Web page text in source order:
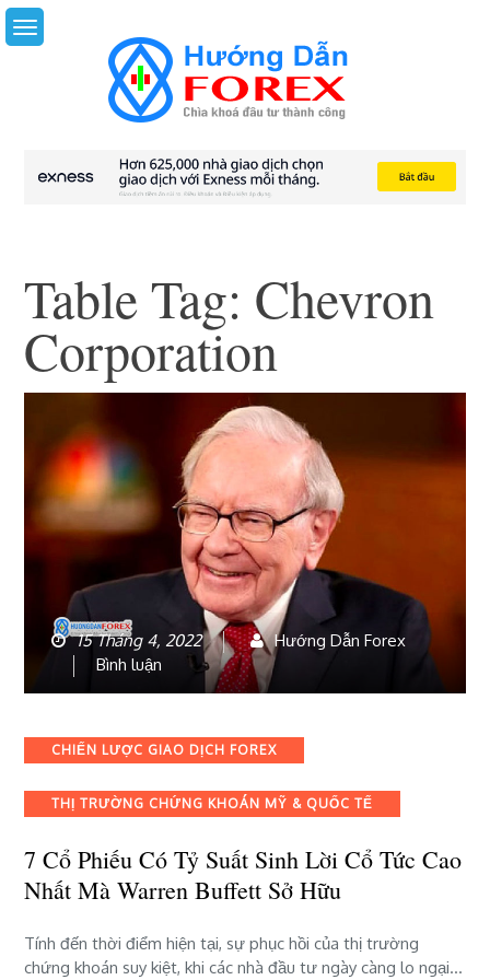
Skip
to
Table Tag: Chevron
Corporation
15 Tháng 4, 2022
Hướng Dẫn Forex
Bình luận
cổ
phiếu
tỷ
sinh
cổ
cao
Categories
CHIẾN LƯỢC GIAO DỊCH FOREX
THỊ TRƯỜNG CHỨNG KHOÁN MỸ & QUỐC TẾ
7 Cổ Phiếu Có Tỷ Suất Sinh Lời Cổ Tức Cao
Nhất Mà Warren Buffett Sở Hữu
Tính đến thời điểm hiện tại, sự phục hồi của thị trường
chứng khoán suy kiệt, khi các nhà đầu tư ngày càng lo ngại…